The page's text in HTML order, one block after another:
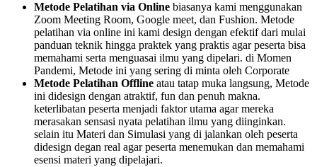
Metode Pelatihan via Online biasanya kami menggunakan
Zoom Meeting Room, Google meet, dan Fushion. Metode
pelatihan via online ini kami design dengan efektif dari mulai
panduan teknik hingga praktek yang praktis agar peserta bisa
memahami serta menguasai ilmu yang dipelari. di Momen
Pandemi, Metode ini yang sering di minta oleh Corporate
Metode Pelatihan Offline atau tatap muka langsung, Metode
ini didesign dengan atraktif, fun dan penuh makna.
keterlibatan peserta menjadi faktor utama agar mereka
merasakan sensasi nyata pelatihan ilmu yang diinginkan.
selain itu Materi dan Simulasi yang di jalankan oleh peserta
didesign degan real agar peserta menemukan dan memahami
esensi materi yang dipelajari.